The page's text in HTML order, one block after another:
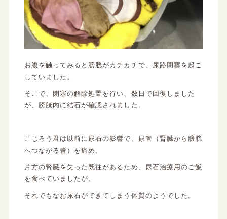
お腹を触ってみると膀胱がカチカチで、尿路閉塞を起こ
していました。
そこで、閉塞の解除処置を行い、数日で回復しました
が、膀胱内に結石が確認されました。
こじろう君は以前に尿石の影響で、尿管（腎臓から膀胱
へつながる管）を痛め、
片方の腎臓を失った既往があるため、尿石治療用のご飯
を食べていましたが、
それでもなお尿石ができてしまう体質のようでした。